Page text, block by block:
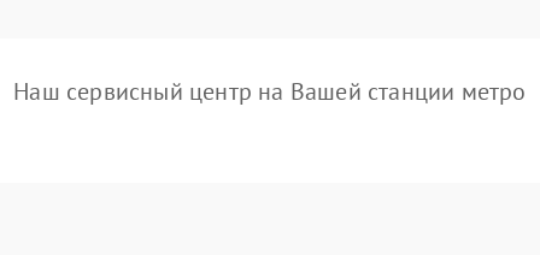
Наш сервисный центр на Вашей станции метро